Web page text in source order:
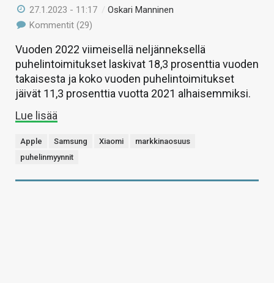
27.1.2023 - 11:17 /Oskari Manninen
Kommentit (29)
Vuoden 2022 viimeisellä neljänneksellä
puhelintoimitukset laskivat 18,3 prosenttia vuoden
takaisesta ja koko vuoden puhelintoimitukset
jäivät 11,3 prosenttia vuotta 2021 alhaisemmiksi.
Lue lisää
Apple Samsung Xiaomi
markkinaosuus
puhelinmyynnit